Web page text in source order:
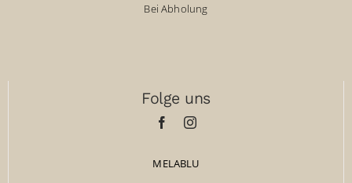
Bei Abholung
Folge uns
MELABLU